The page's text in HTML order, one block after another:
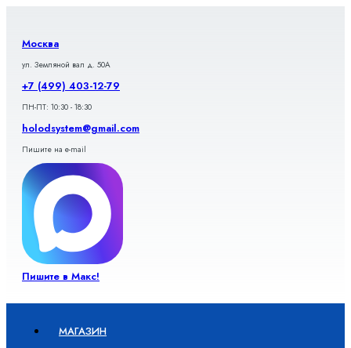
содержимому
Москва
ул. Земляной вал д. 50А
+7 (499) 403-12-79
ПН-ПТ: 10:30 - 18:30
holodsystem@gmail.com
Пишите на e-mail
Пишите в Макс!
МАГАЗИН